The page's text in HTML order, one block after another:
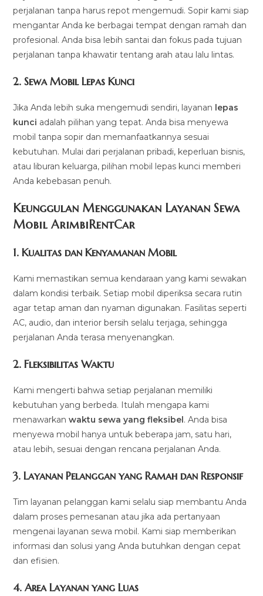
perjalanan tanpa harus repot mengemudi. Sopir kami siap
mengantar Anda ke berbagai tempat dengan ramah dan
profesional. Anda bisa lebih santai dan fokus pada tujuan
perjalanan tanpa khawatir tentang arah atau lalu lintas.
2.Sewa Mobil Lepas Kunci
Jika Anda lebih suka mengemudi sendiri, layanan lepas
kunci adalah pilihan yang tepat. Anda bisa menyewa
mobil tanpa sopir dan memanfaatkannya sesuai
kebutuhan. Mulai dari perjalanan pribadi, keperluan bisnis,
atau liburan keluarga, pilihan mobil lepas kunci memberi
Anda kebebasan penuh.
Keunggulan Menggunakan Layanan Sewa
Mobil ArimbiRentCar
1.Kualitas dan Kenyamanan Mobil
Kami memastikan semua kendaraan yang kami sewakan
dalam kondisi terbaik. Setiap mobil diperiksa secara rutin
agar tetap aman dan nyaman digunakan. Fasilitas seperti
AC, audio, dan interior bersih selalu terjaga, sehingga
perjalanan Anda terasa menyenangkan.
2.Fleksibilitas Waktu
Kami mengerti bahwa setiap perjalanan memiliki
kebutuhan yang berbeda. Itulah mengapa kami
menawarkanwaktu sewa yang fleksibel. Anda bisa
menyewa mobil hanya untuk beberapa jam, satu hari,
atau lebih, sesuai dengan rencana perjalanan Anda.
3.Layanan Pelanggan yang Ramah dan Responsif
Tim layanan pelanggan kami selalu siap membantu Anda
dalam proses pemesanan atau jika ada pertanyaan
mengenai layanan sewa mobil. Kami siap memberikan
informasi dan solusi yang Anda butuhkan dengan cepat
dan efisien.
4.Area Layanan yang Luas